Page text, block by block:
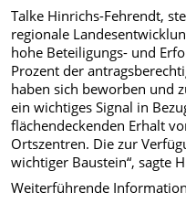
Talke Hinrichs-Fehrendt,
regionale
hohe Beteiligungs- und
Prozent der
haben sich beworben und
ein wichtiges Signal in
flächendeckenden Erhalt
Ortszentren. Die zur
wichtiger Baustein“, sagte
Weiterführende